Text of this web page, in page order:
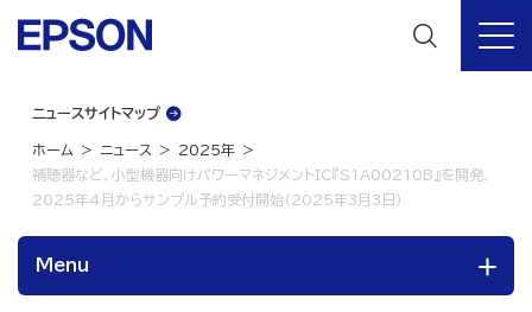
ニュースサイトマップ
ホーム ニュース
2025年
補聴器など、小型機器向けパワーマネジメントIC『S1A00210B』を開発、
2025年4月からサンプル予約受付開始（2025年3月3日）
Menu